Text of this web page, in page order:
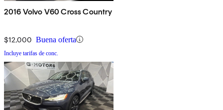
2016 Volvo V60 Cross Country
$12,000 Buena oferta
Incluye tarifas de conc.